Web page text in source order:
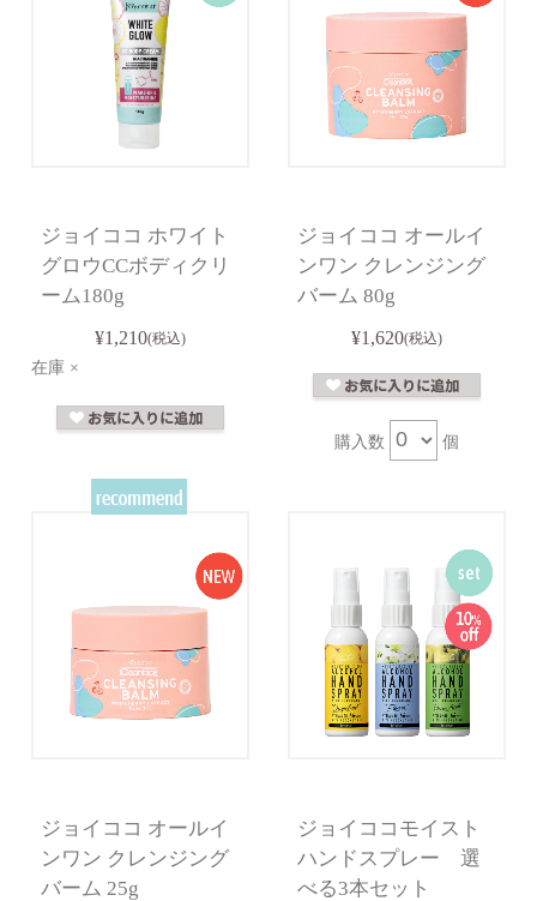
ジョイココ ホワイト
グロウCCボディクリ
ーム180g
¥1,210(税込)
在庫 ×
ジョイココ オールイ
ンワン クレンジング
バーム 80g
¥1,620(税込)
購入数 個
ジョイココ オールイ
ンワン クレンジング
バーム 25g
ジョイココモイスト
ハンドスプレー 選
べる3本セット